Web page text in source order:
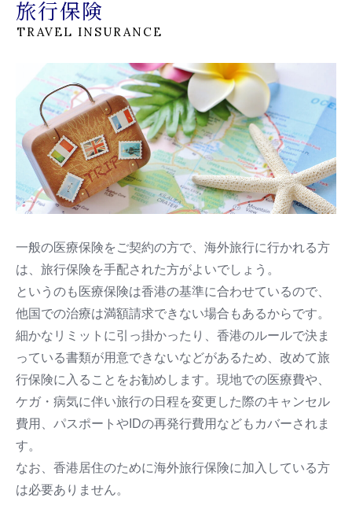
旅行保険
TRAVEL INSURANCE
一般の医療保険をご契約の方で、海外旅行に行かれる方
は、旅行保険を手配された方がよいでしょう。
というのも医療保険は香港の基準に合わせているので、
他国での治療は満額請求できない場合もあるからです。
細かなリミットに引っ掛かったり、香港のルールで決ま
っている書類が用意できないなどがあるため、改めて旅
行保険に入ることをお勧めします。現地での医療費や、
ケガ・病気に伴い旅行の日程を変更した際のキャンセル
費用、パスポートやIDの再発行費用などもカバーされま
す。
なお、香港居住のために海外旅行保険に加入している方
は必要ありません。